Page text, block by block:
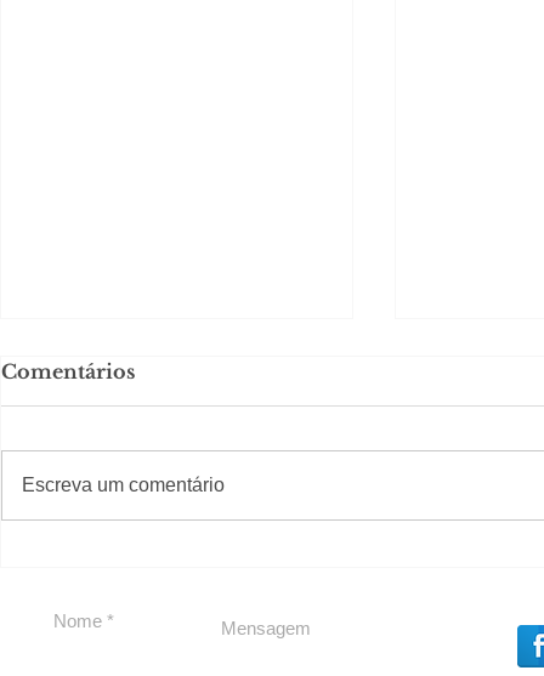
para São Paulo
Comentários
Escreva um comentário
#Sugestões